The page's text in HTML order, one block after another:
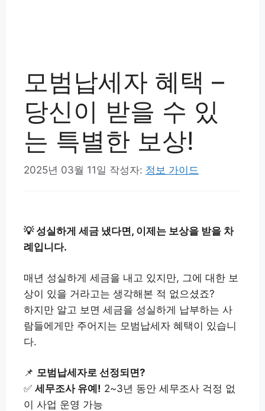
모범납세자 혜택 –
당신이 받을 수 있
는 특별한 보상!
2025년 03월 11일 작성자: 정보 가이드
💡 성실하게 세금 냈다면, 이제는 보상을 받을 차
례입니다.
매년 성실하게 세금을 내고 있지만, 그에 대한 보
상이 있을 거라고는 생각해본 적 없으셨죠?
하지만 알고 보면 세금을 성실하게 납부하는 사
람들에게만 주어지는 모범납세자 혜택이 있습니
다.
📌 모범납세자로 선정되면?
✅ 세무조사 유예! 2~3년 동안 세무조사 걱정 없
이 사업 운영 가능